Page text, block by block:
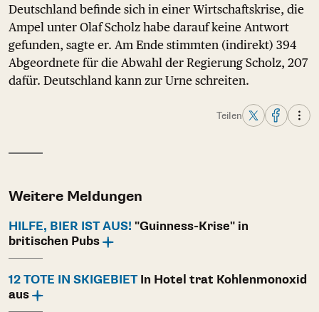
Deutschland befinde sich in einer Wirtschaftskrise, die
Ampel unter Olaf Scholz habe darauf keine Antwort
gefunden, sagte er. Am Ende stimmten (indirekt) 394
Abgeordnete für die Abwahl der Regierung Scholz, 207
dafür. Deutschland kann zur Urne schreiten.
Teilen
Weitere Meldungen
HILFE, BIER IST AUS! "Guinness-Krise" in
britischen Pubs
12 TOTE IN SKIGEBIETIn Hotel trat Kohlenmonoxid
aus